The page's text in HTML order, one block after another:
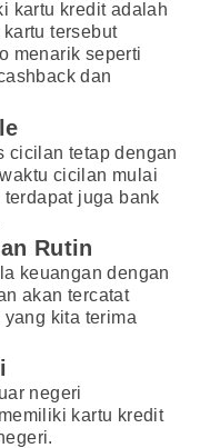
kartu kredit adalah
tersebut
menarik seperti
dan
cicilan tetap dengan
cicilan mulai
juga bank
Rutin
keuangan dengan
akan tercatat
kita terima
negeri
kartu kredit